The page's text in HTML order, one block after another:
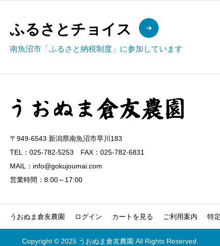
ふるさとチョイス
南魚沼市「ふるさと納税制度」に参加しています
〒949-6543 新潟県南魚沼市早川183
TEL：025-782-5253 FAX：025-782-6831
MAIL：info@gokujoumai.com
営業時間：8:00～17:00
うおぬま倉友農園 ログイン カートを見る ご利用案内 特
Copyright © 2025 うおぬま倉友農園 All Rights Reserved.